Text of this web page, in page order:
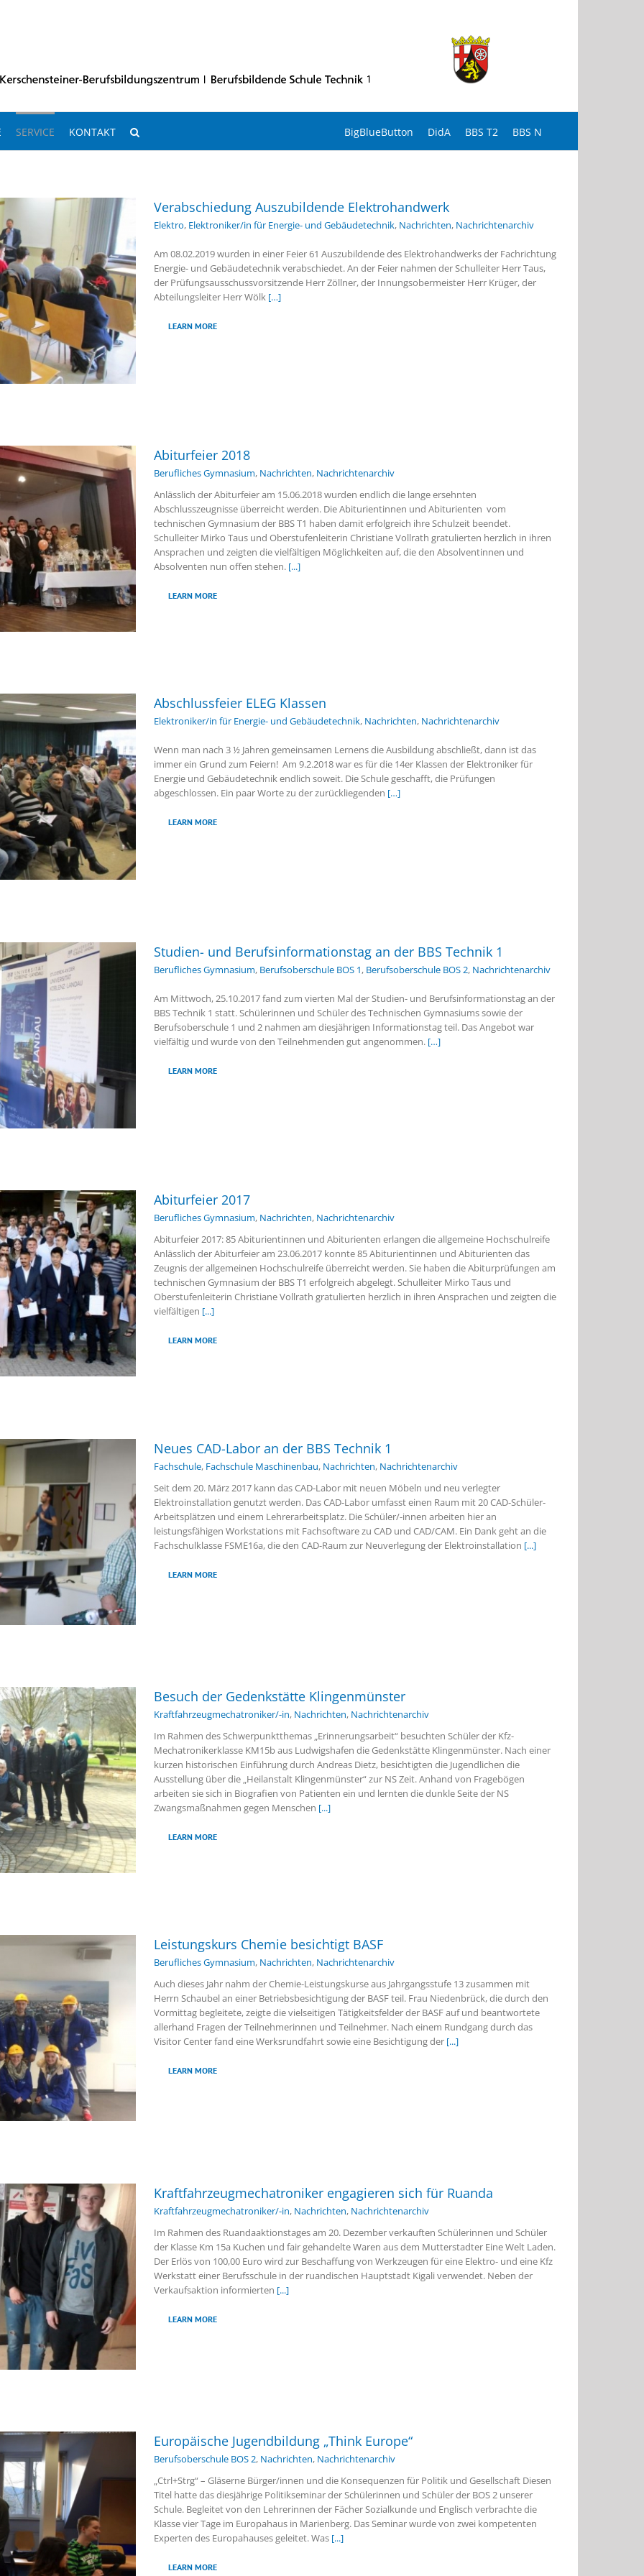
SERVICE KONTAKT BBS N
BBS T2
DidA
BigBlueButton
Verabschiedung Auszubildende Elektrohandwerk
Elektro, Elektroniker/in für Energie- und Gebäudetechnik, Nachrichten, Nachrichtenarchiv
Am 08.02.2019 wurden in einer Feier 61 Auszubildende des Elektrohandwerks der Fachrichtung
Energie- und Gebäudetechnik verabschiedet. An der Feier nahmen der Schulleiter Herr Taus,
der Prüfungsausschussvorsitzende Herr Zöllner, der Innungsobermeister Herr Krüger, der
Abteilungsleiter Herr Wölk […]
LEARN MORE
Abiturfeier 2018
Berufliches Gymnasium, Nachrichten, Nachrichtenarchiv
Anlässlich der Abiturfeier am 15.06.2018 wurden endlich die lange ersehnten
Abschlusszeugnisse überreicht werden. Die Abiturientinnen und Abiturienten vom
technischen Gymnasium der BBS T1 haben damit erfolgreich ihre Schulzeit beendet.
Schulleiter Mirko Taus und Oberstufenleiterin Christiane Vollrath gratulierten herzlich in ihren
Ansprachen und zeigten die vielfältigen Möglichkeiten auf, die den Absolventinnen und
Absolventen nun offen stehen. [...]
LEARN MORE
Abschlussfeier ELEG Klassen
Elektroniker/in für Energie- und Gebäudetechnik, Nachrichten, Nachrichtenarchiv
Wenn man nach 3 ½ Jahren gemeinsamen Lernens die Ausbildung abschließt, dann ist das
immer ein Grund zum Feiern! Am 9.2.2018 war es für die 14er Klassen der Elektroniker für
Energie und Gebäudetechnik endlich soweit. Die Schule geschafft, die Prüfungen
abgeschlossen. Ein paar Worte zu der zurückliegenden […]
LEARN MORE
Studien- und Berufsinformationstag an der BBS Technik 1
Berufliches Gymnasium, Berufsoberschule BOS 1, Berufsoberschule BOS 2, Nachrichtenarchiv
Am Mittwoch, 25.10.2017 fand zum vierten Mal der Studien- und Berufsinformationstag an der
BBS Technik 1 statt. Schülerinnen und Schüler des Technischen Gymnasiums sowie der
Berufsoberschule 1 und 2 nahmen am diesjährigen Informationstag teil. Das Angebot war
vielfältig und wurde von den Teilnehmenden gut angenommen. […]
LEARN MORE
Abiturfeier 2017
Berufliches Gymnasium, Nachrichten, Nachrichtenarchiv
Abiturfeier 2017: 85 Abiturientinnen und Abiturienten erlangen die allgemeine Hochschulreife
Anlässlich der Abiturfeier am 23.06.2017 konnte 85 Abiturientinnen und Abiturienten das
Zeugnis der allgemeinen Hochschulreife überreicht werden. Sie haben die Abiturprüfungen am
technischen Gymnasium der BBS T1 erfolgreich abgelegt. Schulleiter Mirko Taus und
Oberstufenleiterin Christiane Vollrath gratulierten herzlich in ihren Ansprachen und zeigten die
vielfältigen [...]
LEARN MORE
Neues CAD-Labor an der BBS Technik 1
Fachschule, Fachschule Maschinenbau, Nachrichten, Nachrichtenarchiv
Seit dem 20. März 2017 kann das CAD-Labor mit neuen Möbeln und neu verlegter
Elektroinstallation genutzt werden. Das CAD-Labor umfasst einen Raum mit 20 CAD-Schüler-
Arbeitsplätzen und einem Lehrerarbeitsplatz. Die Schüler/-innen arbeiten hier an
leistungsfähigen Workstations mit Fachsoftware zu CAD und CAD/CAM. Ein Dank geht an die
Fachschulklasse FSME16a, die den CAD-Raum zur Neuverlegung der Elektroinstallation [...]
LEARN MORE
Besuch der Gedenkstätte Klingenmünster
Kraftfahrzeugmechatroniker/-in, Nachrichten, Nachrichtenarchiv
Im Rahmen des Schwerpunktthemas „Erinnerungsarbeit“ besuchten Schüler der Kfz-
Mechatronikerklasse KM15b aus Ludwigshafen die Gedenkstätte Klingenmünster. Nach einer
kurzen historischen Einführung durch Andreas Dietz, besichtigten die Jugendlichen die
Ausstellung über die „Heilanstalt Klingenmünster“ zur NS Zeit. Anhand von Fragebögen
arbeiten sie sich in Biografien von Patienten ein und lernten die dunkle Seite der NS
Zwangsmaßnahmen gegen Menschen [...]
LEARN MORE
Leistungskurs Chemie besichtigt BASF
Berufliches Gymnasium, Nachrichten, Nachrichtenarchiv
Auch dieses Jahr nahm der Chemie-Leistungskurse aus Jahrgangsstufe 13 zusammen mit
Herrn Schaubel an einer Betriebsbesichtigung der BASF teil. Frau Niedenbrück, die durch den
Vormittag begleitete, zeigte die vielseitigen Tätigkeitsfelder der BASF auf und beantwortete
allerhand Fragen der Teilnehmerinnen und Teilnehmer. Nach einem Rundgang durch das
Visitor Center fand eine Werksrundfahrt sowie eine Besichtigung der [...]
LEARN MORE
Kraftfahrzeugmechatroniker engagieren sich für Ruanda
Kraftfahrzeugmechatroniker/-in, Nachrichten, Nachrichtenarchiv
Im Rahmen des Ruandaaktionstages am 20. Dezember verkauften Schülerinnen und Schüler
der Klasse Km 15a Kuchen und fair gehandelte Waren aus dem Mutterstadter Eine Welt Laden.
Der Erlös von 100,00 Euro wird zur Beschaffung von Werkzeugen für eine Elektro- und eine Kfz
Werkstatt einer Berufsschule in der ruandischen Hauptstadt Kigali verwendet. Neben der
Verkaufsaktion informierten [...]
LEARN MORE
Europäische Jugendbildung „Think Europe“
Berufsoberschule BOS 2, Nachrichten, Nachrichtenarchiv
„Ctrl+Strg“ – Gläserne Bürger/innen und die Konsequenzen für Politik und Gesellschaft Diesen
Titel hatte das diesjährige Politikseminar der Schülerinnen und Schüler der BOS 2 unserer
Schule. Begleitet von den Lehrerinnen der Fächer Sozialkunde und Englisch verbrachte die
Klasse vier Tage im Europahaus in Marienberg. Das Seminar wurde von zwei kompetenten
Experten des Europahauses geleitet. Was [...]
LEARN MORE